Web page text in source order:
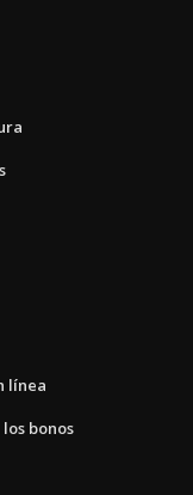
línea
bonos